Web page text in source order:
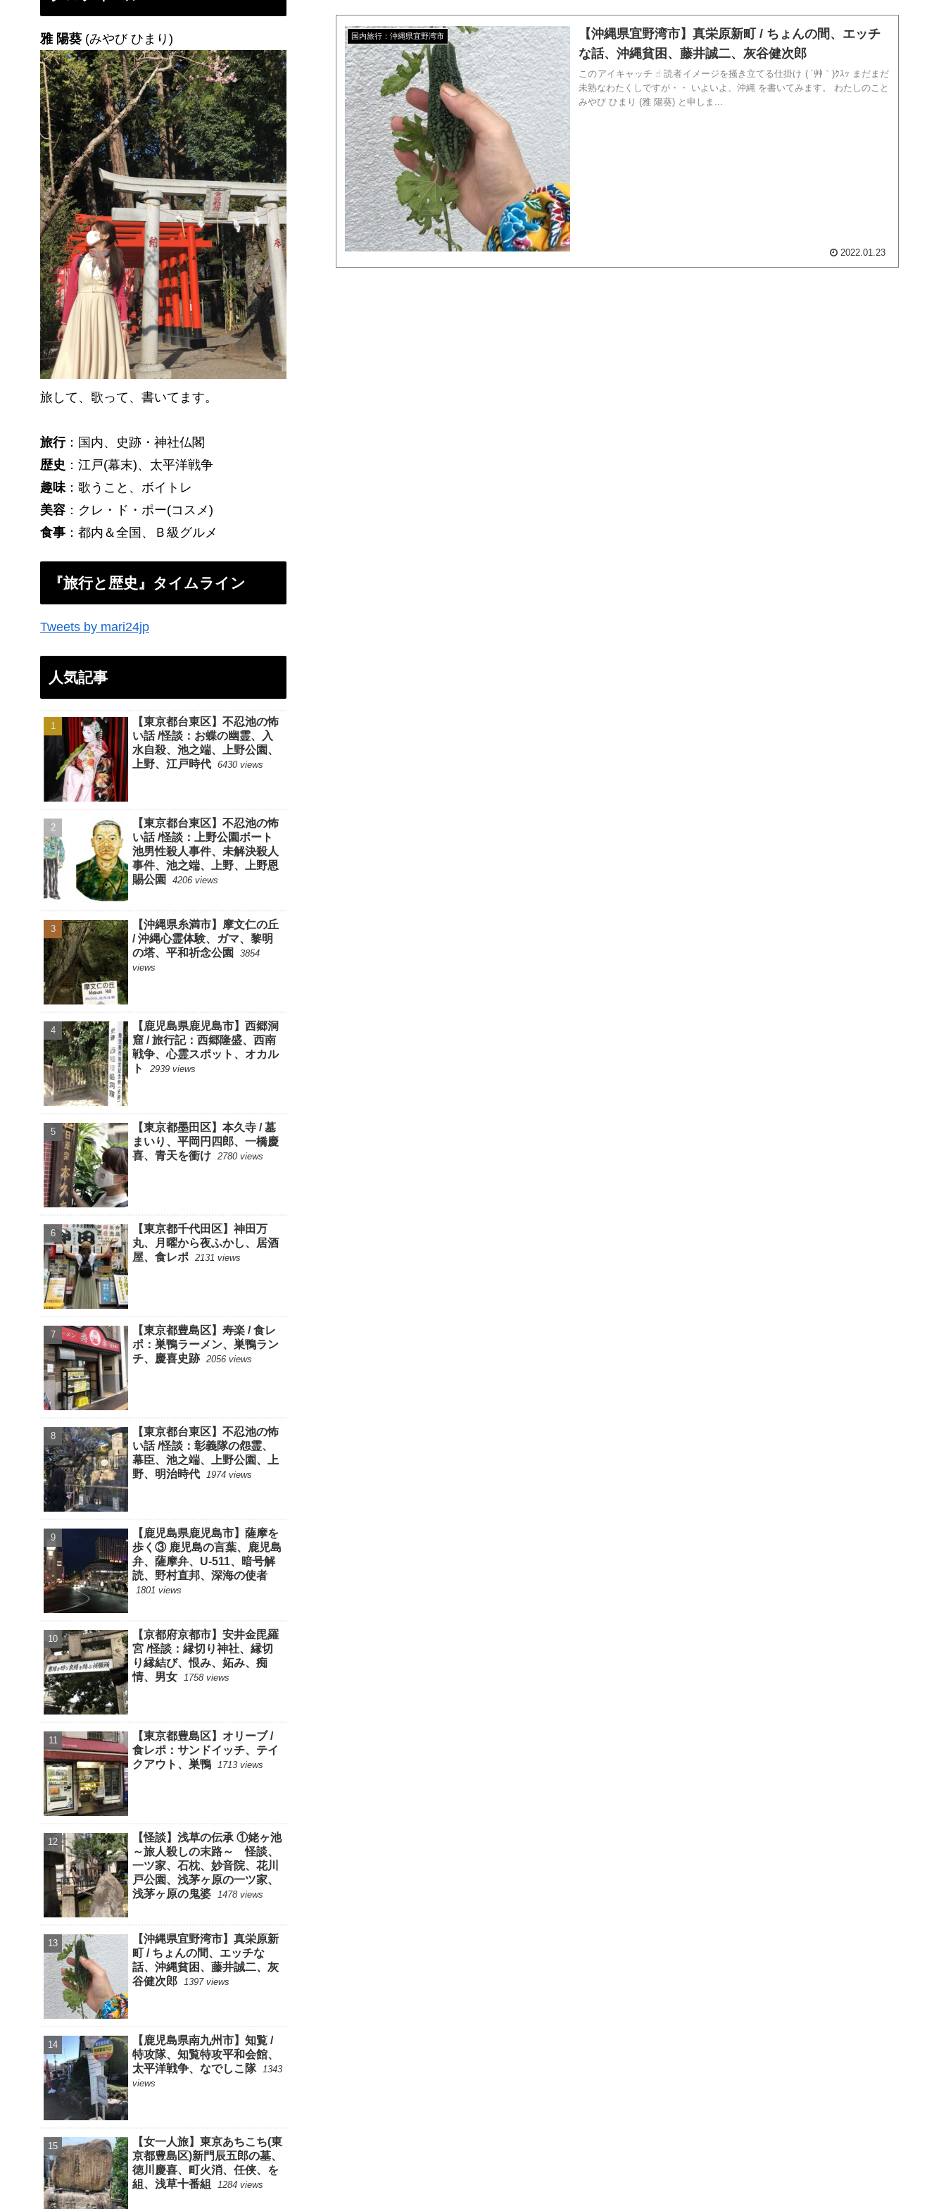
国内旅行：沖縄県宜野湾市
【沖縄県宜野湾市】真栄原新町 / ちょんの間、エッチ
な話、沖縄貧困、藤井誠二、灰谷健次郎
このアイキャッチ ☝︎ 読者イメージを掻き立てる仕掛け ( ´艸｀)ｸｽｯ まだまだ
未熟なわたくしですが・・ いよいよ、沖縄 を書いてみます。 わたしのこと
みやび ひまり (雅 陽葵) と申しま...
2022.01.23
雅 陽葵 (みやび ひまり)
旅して、歌って、書いてます。
旅行：国内、史跡・神社仏閣
歴史 ：江戸(幕末)、太平洋戦争
趣味 ：歌うこと、ボイトレ
美容 ：クレ・ド・ポー(コスメ)
食事 ：都内＆全国、Ｂ級グルメ
『旅行と歴史』タイムライン
Tweets by mari24jp
人気記事
【東京都台東区】不忍池の怖
い話 /怪談：お蝶の幽霊、入
水自殺、池之端、上野公園、
上野、江戸時代 6430 views
【東京都台東区】不忍池の怖
い話 /怪談：上野公園ボート
池男性殺人事件、未解決殺人
事件、池之端、上野、上野恩
賜公園
4206 views
【沖縄県糸満市】摩文仁の丘
/ 沖縄心霊体験、ガマ、黎明
の塔、平和祈念公園
3854
views
【鹿児島県鹿児島市】西郷洞
窟 / 旅行記：西郷隆盛、西南
戦争、心霊スポット、オカル
ト
2939 views
【東京都墨田区】本久寺 / 墓
まいり、平岡円四郎、一橋慶
喜、青天を衝け 2780 views
【東京都千代田区】神田万
丸、月曜から夜ふかし、居酒
屋、食レポ 2131 views
【東京都豊島区】寿楽 / 食レ
ポ：巣鴨ラーメン、巣鴨ラン
チ、慶喜史跡 2056 views
【東京都台東区】不忍池の怖
い話 /怪談：彰義隊の怨霊、
幕臣、池之端、上野公園、上
野、明治時代 1974 views
【鹿児島県鹿児島市】薩摩を
歩く③ 鹿児島の言葉、鹿児島
弁、薩摩弁、U-511、暗号解
読、野村直邦、深海の使者
1801 views
【京都府京都市】安井金毘羅
宮 /怪談：縁切り神社、縁切
り縁結び、恨み、妬み、痴
情、男女 1758 views
【東京都豊島区】オリーブ /
食レポ：サンドイッチ、テイ
クアウト、巣鴨 1713 views
【怪談】浅草の伝承 ①姥ヶ池
～旅人殺しの末路～ 怪談、
一ツ家、石枕、妙音院、花川
戸公園、浅茅ヶ原の一ツ家、
浅茅ヶ原の鬼婆 1478 views
【沖縄県宜野湾市】真栄原新
町 / ちょんの間、エッチな
話、沖縄貧困、藤井誠二、灰
谷健次郎 1397 views
【鹿児島県南九州市】知覧 /
特攻隊、知覧特攻平和会館、
太平洋戦争、なでしこ隊 1343
views
【女一人旅】東京あちこち(東
京都豊島区)新門辰五郎の墓、
徳川慶喜、町火消、任侠、を
組、浅草十番組
1284 views